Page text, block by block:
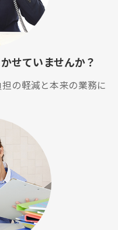
せていませんか？
の軽減と本来の業務に